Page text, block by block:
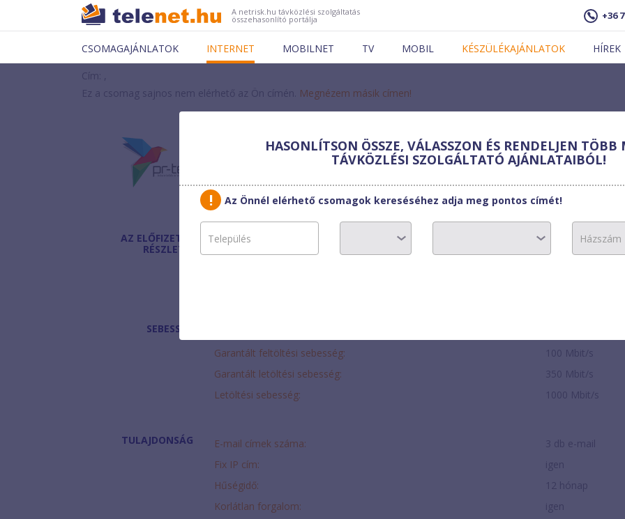
A netrisk.hu távközlési szolgáltatás
összehasonlító portálja +36
CSOMAGAJÁNLATOK INTERNET MOBILNET TV MOBIL KÉSZÜLÉKAJÁNLATOK HÍREK
Cím: ,
Ez a csomag sajnos nem elérhető az Ön címén. Megnézem másik címen!
PR-TELECOM
PR-NET GP 1000S
AZ ELŐFIZETÉS
RÉSZLETEI
Havi díj
6300 Ft
SEBESSÉG
Garantált feltöltési sebesség:
100 Mbit/s
Garantált letöltési sebesség:
350 Mbit/s
Letöltési sebesség:
1000 Mbit/s
TULAJDONSÁG E-mail címek száma:
3 db e-mail
Fix IP cím:
igen
Hűségidő:
12 hónap
Korlátlan forgalom:
igen
HASONLÍTSON ÖSSZE, VÁLASSZON ÉS RENDELJEN
TÁVKÖZLÉSI SZOLGÁLTATÓ AJÁNLATAIBÓL!
Az Önnél elérhető csomagok kereséséhez adja meg pontos címét!